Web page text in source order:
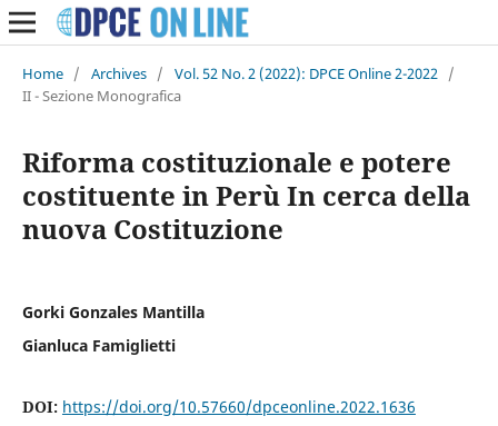
Home / Archives / Vol. 52 No. 2 (2022): DPCE Online 2-2022 /
II - Sezione Monografica
Riforma costituzionale e potere
costituente in Perù In cerca della
nuova Costituzione
Gorki Gonzales Mantilla
Gianluca Famiglietti
DOI: https://doi.org/10.57660/dpceonline.2022.1636